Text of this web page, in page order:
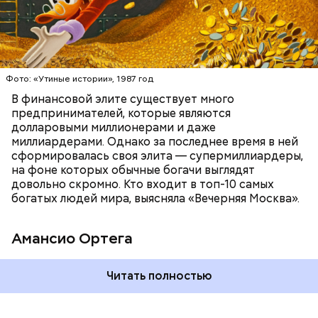
Фото: «Утиные истории», 1987 год
В финансовой элите существует много
предпринимателей, которые являются
долларовыми миллионерами и даже
миллиардерами. Однако за последнее время в ней
сформировалась своя элита — супермиллиардеры,
на фоне которых обычные богачи выглядят
довольно скромно. Кто входит в топ-10 самых
богатых людей мира, выясняла «Вечерняя Москва».
Амансио Ортега
Фото: Shutterstock
Читать полностью
БОГАТСТВО
БИЗНЕС
ПРЕДПРИНИМАТЕЛИ
МИЛЛИАРДЕРЫ
ДЕНЬГИ
В 1991 году Тадзима потеряла мужа. А спустя 11 лет
переехала в дом престарелых. В 2015 году, когда ей
было 115 лет, она была признана самым старым
Люсиль Рандон (118 лет)